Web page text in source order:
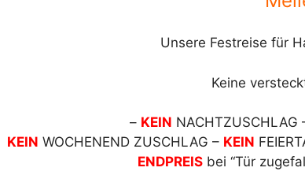
Unsere Festreise für
Keine
– KEIN NACHTZUSCHLAG
KEIN WOCHENEND ZUSCHLAG – KEIN
ENDPREIS bei “Tür